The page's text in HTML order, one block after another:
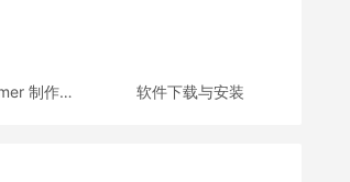
制作的
软件下载与安装